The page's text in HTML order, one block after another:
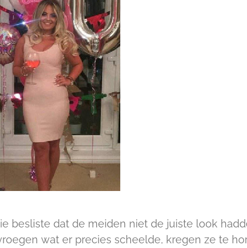
besliste dat de meiden niet de juiste look
wat er precies scheelde, kregen ze te